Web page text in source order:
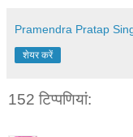
Pramendra Pratap
शेयर करें
152 टिप्‍पणियां: